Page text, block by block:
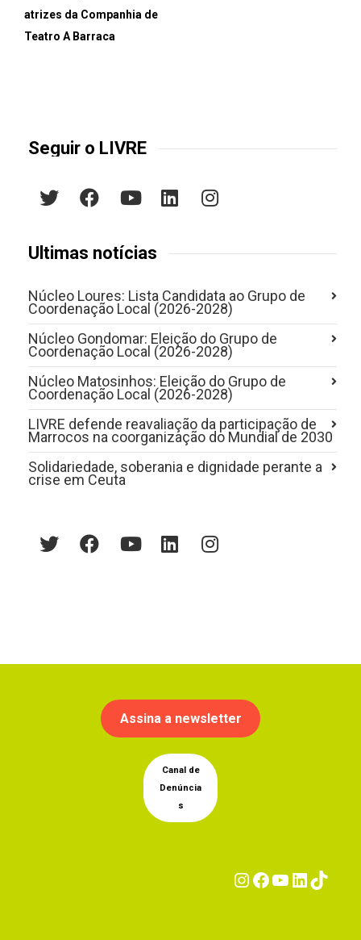
atrizes da Companhia de
Teatro A Barraca
Seguir o LIVRE
Últimas notícias
Núcleo Loures: Lista Candidata ao Grupo de
Coordenação Local (2026-2028)
Núcleo Gondomar: Eleição do Grupo de
Coordenação Local (2026-2028)
Núcleo Matosinhos: Eleição do Grupo de
Coordenação Local (2026-2028)
LIVRE defende reavaliação da participação de
Marrocos na coorganização do Mundial de 2030
Solidariedade, soberania e dignidade perante a
crise em Ceuta
Assina a newsletter
Canal de
Denúncia
s
Instagram
Facebook